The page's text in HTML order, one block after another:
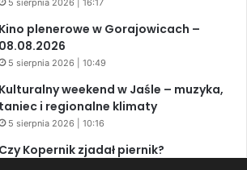
5 sierpnia 2026 | 16:17
Kino plenerowe w Gorajowicach –
08.08.2026
5 sierpnia 2026 | 10:49
Kulturalny weekend w Jaśle – muzyka,
taniec i regionalne klimaty
5 sierpnia 2026 | 10:16
Czy Kopernik zjadał piernik?